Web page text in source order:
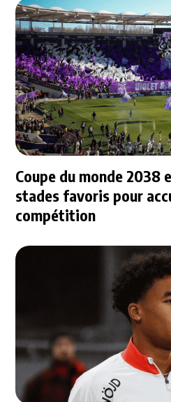
Coupe du monde 2038
stades favoris pour
compétition